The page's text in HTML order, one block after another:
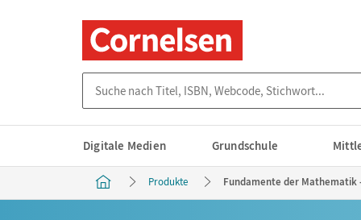
Digitale Medien Grundschule
Produkte Fundamente der Mathematik